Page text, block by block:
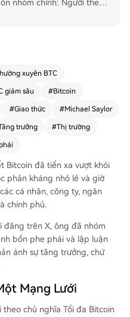
nhóm chính: Người theo c
ánh sự trưởng thành và
từ việc giữ nguyên tính ch
tài chính truyền thống,
công nghệ và bảo vệ các
đầu. Saylor lập lu
giữ vững lớp nền tảng (b
cho phép thị trường và
phát triển xung quanh n
hiện trong bối cảnh Micr
lần bán Bitcoin đầu tiên
chú ý trên thị trường. Câu h
có thể xoa dịu những tran
khi mà tiền bạc, chín
xuyên BTC
giảm sâu #Bitcoin
#Giao thức #Michael Saylor
trưởng #Thị trường
Bitcoin đã tiến xa vượt khỏi
phản kháng nhỏ lẻ và giờ
cá nhân, công ty, ngân
chính phủ.
đăng trên X, ông đã nhóm
bốn phe phái và lập luận
ánh sự tăng trưởng, chứ
Mạng Lưới
theo chủ nghĩa Tối đa Bitcoin